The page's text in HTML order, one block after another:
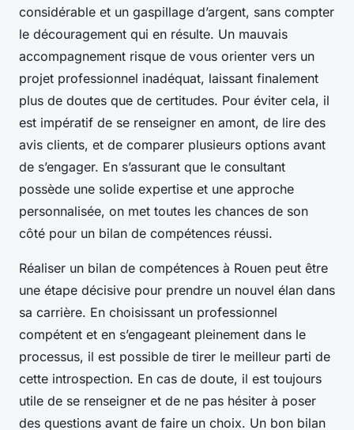
considérable et un gaspillage d’argent, sans compter
le découragement qui en résulte. Un mauvais
accompagnement risque de vous orienter vers un
projet professionnel inadéquat, laissant finalement
plus de doutes que de certitudes. Pour éviter cela, il
est impératif de se renseigner en amont, de lire des
avis clients, et de comparer plusieurs options avant
de s’engager. En s’assurant que le consultant
possède une solide expertise et une approche
personnalisée, on met toutes les chances de son
côté pour un bilan de compétences réussi.
Réaliser un bilan de compétences à Rouen peut être
une étape décisive pour prendre un nouvel élan dans
sa carrière. En choisissant un professionnel
compétent et en s’engageant pleinement dans le
processus, il est possible de tirer le meilleur parti de
cette introspection. En cas de doute, il est toujours
utile de se renseigner et de ne pas hésiter à poser
des questions avant de faire un choix. Un bon bilan